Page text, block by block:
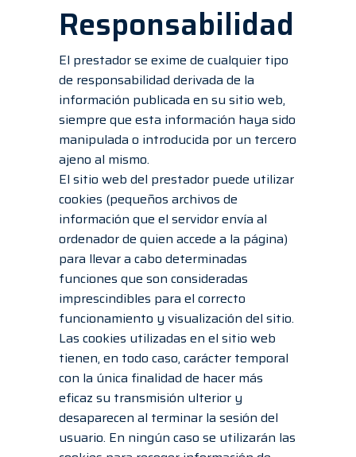
Responsabilidad
El prestador se exime de cualquier tipo
de responsabilidad derivada de la
información publicada en su sitio web,
siempre que esta información haya sido
manipulada o introducida por un tercero
ajeno al mismo.
El sitio web del prestador puede utilizar
cookies (pequeños archivos de
información que el servidor envía al
ordenador de quien accede a la página)
para llevar a cabo determinadas
funciones que son consideradas
imprescindibles para el correcto
funcionamiento y visualización del sitio.
Las cookies utilizadas en el sitio web
tienen, en todo caso, carácter temporal
con la única finalidad de hacer más
eficaz su transmisión ulterior y
desaparecen al terminar la sesión del
usuario. En ningún caso se utilizarán las